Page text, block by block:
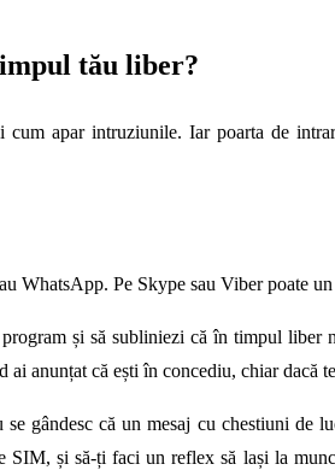
tău liber?
apar intruziunile. Iar poarta de
WhatsApp. Pe Skype sau Viber poate
și să subliniezi că în timpul
ai anunțat că ești în concediu, chiar dacă
gândesc că un mesaj cu chestiuni
SIM, și să-ți faci un reflex să lași la